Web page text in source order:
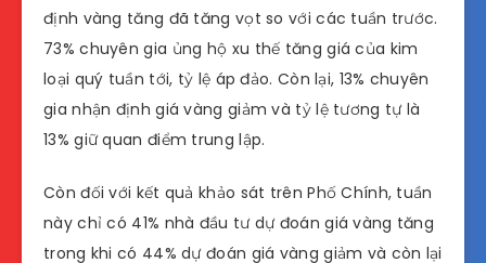
định vàng tăng đã tăng vọt so với các tuần trước.
73% chuyên gia ủng hộ xu thế tăng giá của kim
loại quý tuần tới, tỷ lệ áp đảo. Còn lại, 13% chuyên
gia nhận định giá vàng giảm và tỷ lệ tương tự là
13% giữ quan điểm trung lập.
Còn đối với kết quả khảo sát trên Phố Chính, tuần
này chỉ có 41% nhà đầu tư dự đoán giá vàng tăng
trong khi có 44% dự đoán giá vàng giảm và còn lại